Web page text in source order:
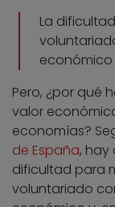
La
económico
Pero, ¿por qué
valor
economías?
de España, hay
dificultad para
voluntariado